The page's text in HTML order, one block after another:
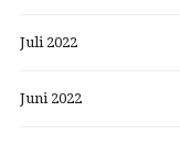
Juli 2022
Juni 2022